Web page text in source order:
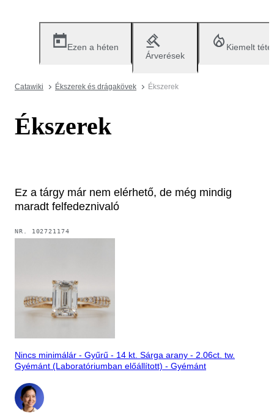
Ezen a héten
Árverések
Kiemelt
Catawiki Ékszerek és drágakövek Ékszerek
Ékszerek
Ez a tárgy már nem elérhető, de még mindig
maradt felfedeznivaló
NR. 102721174
Nincs minimálár - Gyűrű - 14 kt. Sárga arany - 2.06ct. tw.
Gyémánt (Laboratóriumban előállított) - Gyémánt